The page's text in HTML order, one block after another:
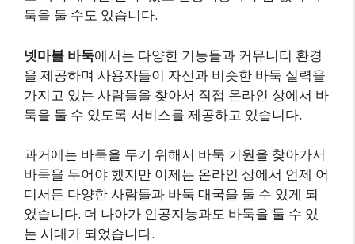
둑을 둘 수도 있습니다.
넷마블 바둑에서는 다양한 기능들과 커뮤니티 환경
을 제공하며 사용자들이 자신과 비슷한 바둑 실력을
가지고 있는 사람들을 찾아서 직접 온라인 상에서 바
둑을 둘 수 있도록 서비스를 제공하고 있습니다.
과거에는 바둑을 두기 위해서 바둑 기원을 찾아가서
바둑을 두어야 했지만 이제는 온라인 상에서 언제 어
디서든 다양한 사람들과 바둑 대국을 둘 수 있게 되
었습니다. 더 나아가 인공지능과도 바둑을 둘 수 있
는 시대가 되었습니다.